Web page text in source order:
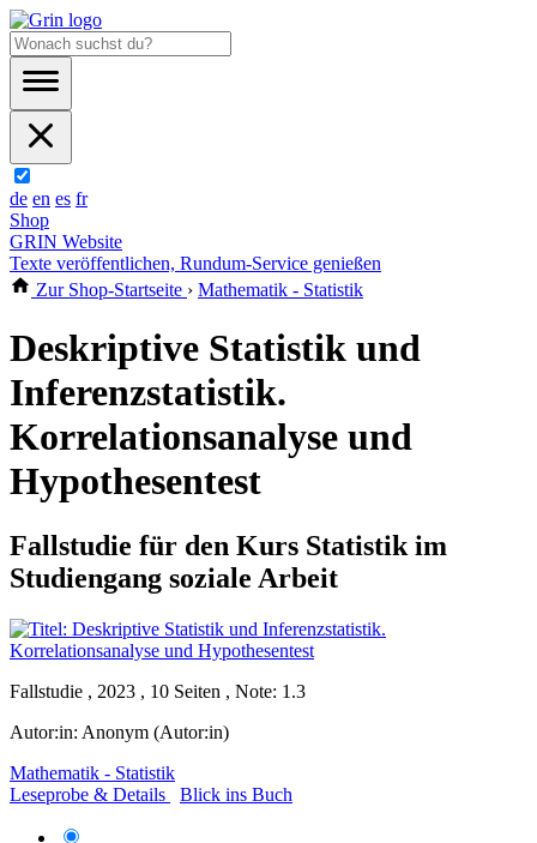
de en es fr
Shop
GRIN Website
Texte veröffentlichen, Rundum-Service genießen
Zur Shop-Startseite › Mathematik - Statistik
Deskriptive Statistik und
Inferenzstatistik.
Korrelationsanalyse und
Hypothesentest
Fallstudie für den Kurs Statistik im
Studiengang soziale Arbeit
Fallstudie , 2023 , 10 Seiten , Note: 1.3
Autor:in: Anonym (Autor:in)
Mathematik - Statistik
Leseprobe & Details
Blick ins Buch